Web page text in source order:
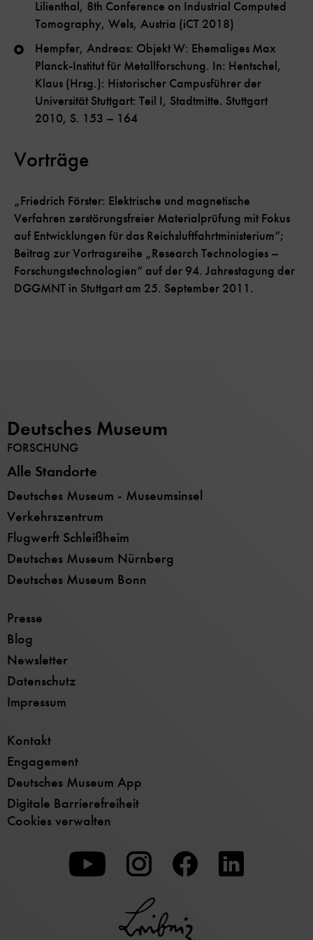
Lilienthal, 8th Conference on Industrial Computed
Tomography, Wels, Austria (iCT 2018)
Hempfer, Andreas: Objekt W: Ehemaliges Max
Planck-Institut für Metallforschung. In: Hentschel,
Klaus (Hrsg.): Historischer Campusführer der
Universität Stuttgart: Teil I, Stadtmitte. Stuttgart
2010, S. 153 – 164
Vorträge
„Friedrich Förster: Elektrische und magnetische
Verfahren zerstörungsfreier Materialprüfung mit Fokus
auf Entwicklungen für das Reichsluftfahrtministerium“;
Beitrag zur Vortragsreihe „Research Technologies –
Forschungstechnologien“ auf der 94. Jahrestagung der
DGGMNT in Stuttgart am 25. September 2011.
Deutsches Museum
FORSCHUNG
Alle Standorte
Deutsches Museum - Museumsinsel
Verkehrszentrum
Flugwerft Schleißheim
Deutsches Museum Nürnberg
Deutsches Museum Bonn
Presse
Blog
Newsletter
Datenschutz
Impressum
Kontakt
Engagement
Deutsches Museum App
Digitale Barrierefreiheit
Cookies verwalten
Zu
unserer
Youtube-
Seite
Zu
unserer
Instagram-
Seite
Zu
unserer